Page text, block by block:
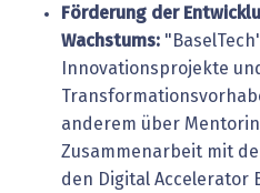
Förderung der
Wachstums:
Innovationsprojekte
anderem über
Zusammenarbeit mit
den Digital Accelerator